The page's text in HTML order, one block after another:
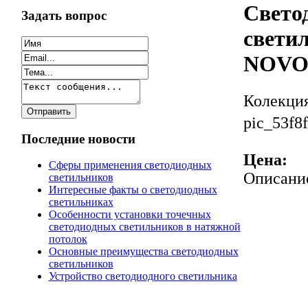
Задать вопрос
Последние новости
Сферы применения светодиодных
светильников
Интересные факты о светодиодных
светильниках
Особенности установки точечных
светодиодных светильников в натяжной
потолок
Основные преимущества светодиодных
светильников
Устройство светодиодного светильника
Цена: